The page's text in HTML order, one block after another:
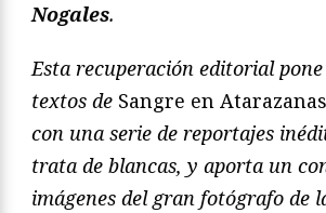
Nogales.
Esta recuperación editorial
textos de Sangre en Atarazanas
con una serie de reportajes
trata de blancas, y aporta un
imágenes del gran fotógrafo de